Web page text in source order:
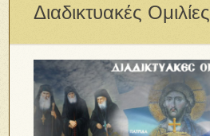
Διαδικτυακές Ομιλίες